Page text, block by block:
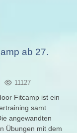
ab 27.
11127
Fitcamp ist ein
samt
angewandten
Übungen mit dem